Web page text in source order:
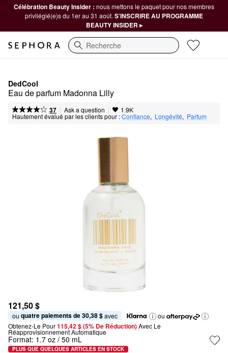
Célébration Beauty Insider : nous mettons le paquet pour nos membres
privilégié(e)s du 1er au 31 août. S’INSCRIRE AU PROGRAMME
BEAUTY INSIDER ▸
Recherche
DedCool
Eau de parfum Madonna Lilly
37 | Ask a question | 1.9K
Hautement évalué par les clients pour :Confiance, Longévité, Parfum
121,50 $
ou quatre paiements de 30,38 $ avec
ou
Obtenez-Le Pour115,42 $ (5% De Réduction) Avec Le
Réapprovisionnement Automatique
Format: 1.7 oz / 50 mL
PLUS QUE QUELQUES ARTICLES EN STOCK